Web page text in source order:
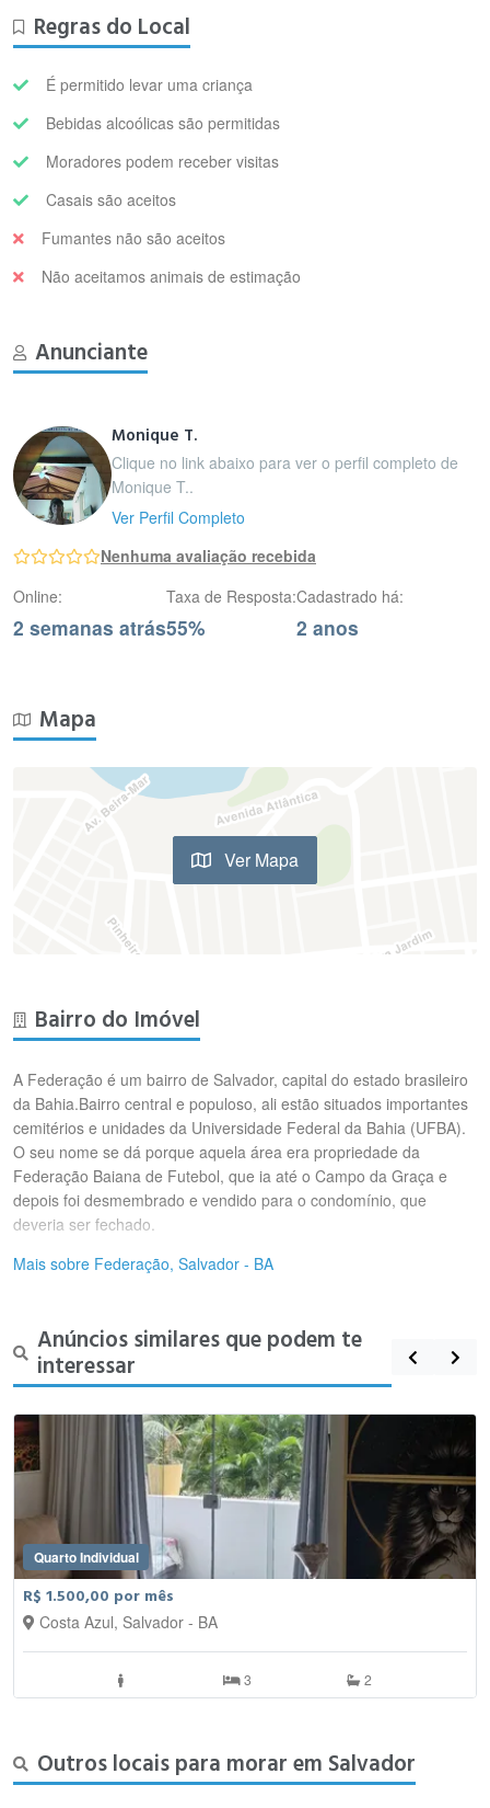
Regras do Local
É permitido levar uma criança
Bebidas alcoólicas são permitidas
Moradores podem receber visitas
Casais são aceitos
Fumantes não são aceitos
Não aceitamos animais de estimação
Anunciante
Monique T.
Clique no link abaixo para ver o perfil completo de
Monique T..
Ver Perfil Completo
Nenhuma avaliação recebida
Online:
2 semanas atrás
Taxa de Resposta:
55%
Cadastrado há:
2 anos
Mapa
Ver Mapa
Bairro do Imóvel
A Federação é um bairro de Salvador, capital do estado brasileiro
da Bahia.Bairro central e populoso, ali estão situados importantes
cemitérios e unidades da Universidade Federal da Bahia (UFBA).
O seu nome se dá porque aquela área era propriedade da
Federação Baiana de Futebol, que ia até o Campo da Graça e
depois foi desmembrado e vendido para o condomínio, que
deveria ser fechado.
Mais sobre Federação, Salvador - BA
Anúncios similares que podem te
interessar
Quarto Individual
R$ 1.500,00 por mês
Costa Azul, Salvador - BA
3 2
Outros locais para morar em Salvador